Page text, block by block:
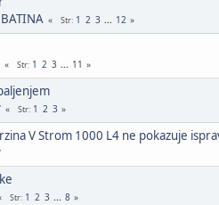
Str 1 2 3 ... 12
Str 1 2 3 ... 11
Str 1 2 3
V Strom 1000 L4 ne pokazuje
Str 1 2 3 ... 8